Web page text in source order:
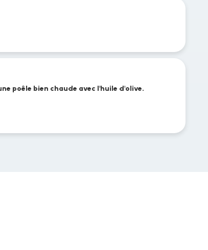
poêle bien chaude avec l'huile d'olive.